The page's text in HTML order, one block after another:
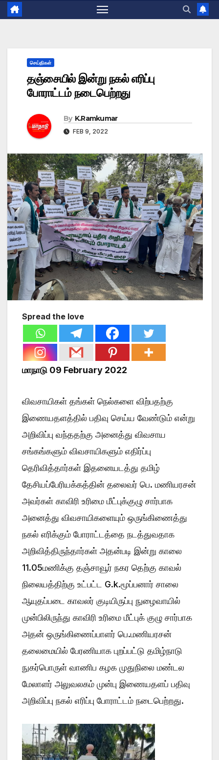
செய்திகள்
தஞ்சையில் இன்று நகல் எரிப்பு
போராட்டம் நடைபெற்றது
By K.Ramkumar
FEB 9, 2022
Spread the love
மாநாடு 09 February 2022
விவசாயிகள் தங்கள் நெல்களை விற்பதற்கு
இணையதளத்தில் பதிவு செய்ய வேண்டும் என்று
அறிவிப்பு வந்ததற்கு அனைத்து விவசாய
சங்கங்களும் விவசாயிகளும் எதிர்ப்பு
தெரிவித்தார்கள் இதனையடத்து தமிழ்
தேசியப்பேரியக்கத்தின் தலைவர் பெ. மணியரசன்
அவர்கள் காவிரி உரிமை மீட்புக்குழு சார்பாக
அனைத்து விவசாயிகளையும் ஒருங்கிணைத்து
நகல் எரிக்கும் போராட்டத்தை நடத்துவதாக
அறிவித்திருந்தார்கள் அதன்படி இன்று காலை
11.05மணிக்கு தஞ்சாவூர் நகர தெற்கு காவல்
நிலையத்திற்கு உட்பட்ட G.k.மூப்பனார் சாலை
ஆயுதப்படை காவலர் குடியிருப்பு நுழைவாயில்
முன்பிலிருந்து காவிரி உரிமை மீட்புக் குழு சார்பாக
அதன் ஒருங்கிணைப்பாளர் பெ.மணியரசன்
தலைமையில் பேரணியாக புறப்பட்டு தமிழ்நாடு
நுகர்பொருள் வாணிப கழக முதுநிலை மண்டல
மேலாளர் அலுவலகம் முன்பு இணையதளப் பதிவு
அறிவிப்பு நகல் எரிப்பு போராட்டம் நடைபெற்றது.